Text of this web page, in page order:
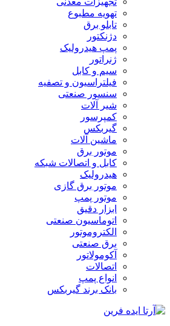
تهویه مطبوع
تابلو برق
دژنکتور
پمپ هیدرولیک
ژنراتور
سیم و کابل
فیلتراسیون و تصفیه
سنسور صنعتی
شیر آلات
کمپرسور
گیربکس
ماشین آلات
موتور برق
کابل و اتصالات شبکه
هیدرولیک
موتور برق گازی
موتور پمپ
ابزار دقیق
اتوماسیون صنعتی
الکتروموتور
برق صنعتی
آکومولاتور
اتصالات
انواع پمپ
بانک برند گیربکس